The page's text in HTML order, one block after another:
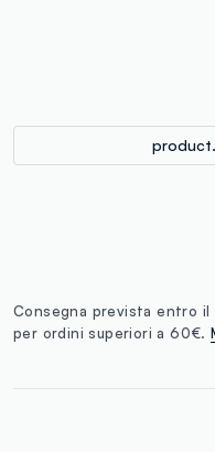
Consegna prevista entro
per ordini superiori a 60€.